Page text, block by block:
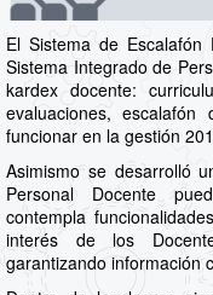
El Sistema de
Sistema Integrado de
kardex docente:
evaluaciones,
funcionar en la gestión
Asimismo se desarrolló
Personal Docente
contempla
interés de los
garantizando información